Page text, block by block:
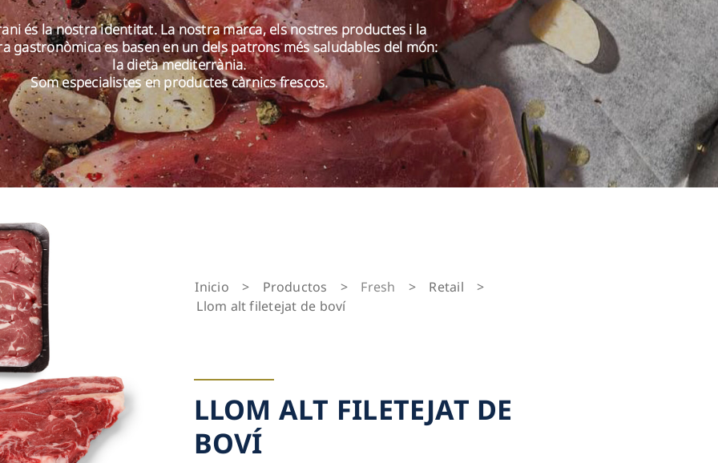
és la nostra identitat. La nostra marca, els nostres productes i la
gastronòmica es basen en un dels patrons més saludables del món:
la dieta mediterrània.
Som especialistes en productes càrnics frescos.
Inicio > Productos > Fresh > Retail
>
Llom alt filetejat de boví
LLOM ALT FILETEJAT DE
BOVÍ